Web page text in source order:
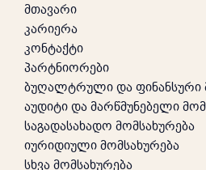
მთავარი
კარიერა
კონტაქტი
პარტნიორები
ბუღალტრული და ფინანსური
აუდიტი და მარწმუნებელი
საგადასახადო მომსახურება
იურიდიული მომსახურება
სხვა მომსახურება